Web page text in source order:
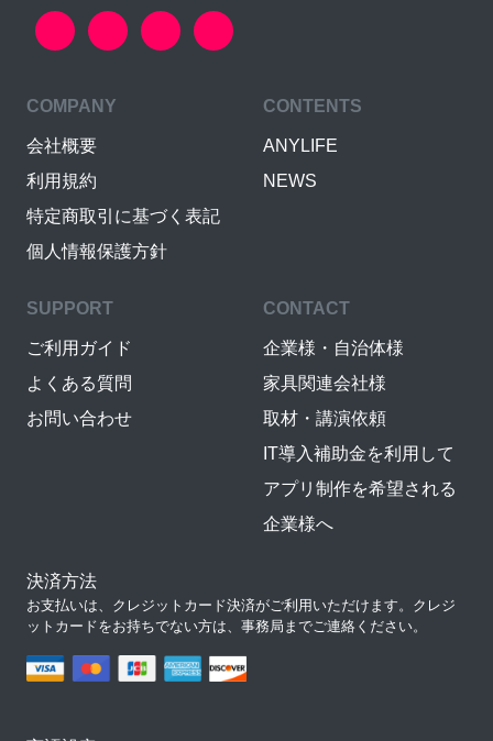
COMPANY
会社概要
利用規約
特定商取引に基づく表記
個人情報保護方針
CONTENTS
ANYLIFE
NEWS
SUPPORT
ご利用ガイド
よくある質問
お問い合わせ
CONTACT
企業様・自治体様
家具関連会社様
取材・講演依頼
IT導入補助金を利用して
アプリ制作を希望される
企業様へ
決済方法
お支払いは、クレジットカード決済がご利用いただけます。クレジ
ットカードをお持ちでない方は、事務局までご連絡ください。